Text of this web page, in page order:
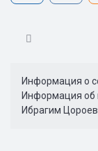
Информация о
Информация об
Ибрагим Цороев